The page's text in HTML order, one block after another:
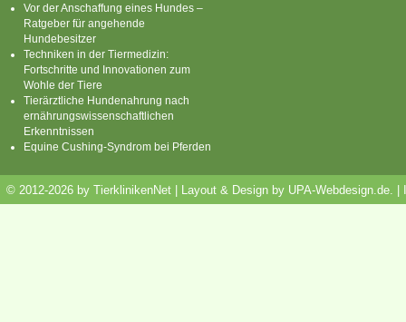
Vor der Anschaffung eines Hundes –
Ratgeber für angehende
Hundebesitzer
Techniken in der Tiermedizin:
Fortschritte und Innovationen zum
Wohle der Tiere
Tierärztliche Hundenahrung nach
ernährungswissenschaftlichen
Erkenntnissen
Equine Cushing-Syndrom bei Pferden
© 2012-2026 by TierklinikenNet | Layout & Design by UPA-Webdesign.de. |